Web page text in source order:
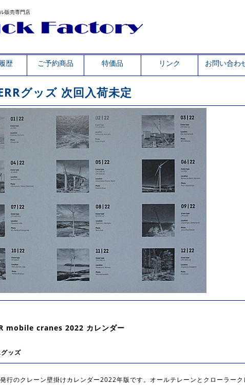
販売専門店
歴 ご予約商品 特価品 リンク お問い合わ
グッズ 次回入荷未定
mobile cranes 2022 カレンダー
ッズ
行のクレーン壁掛けカレンダー2022年版です。オールテレーンとクローラーク